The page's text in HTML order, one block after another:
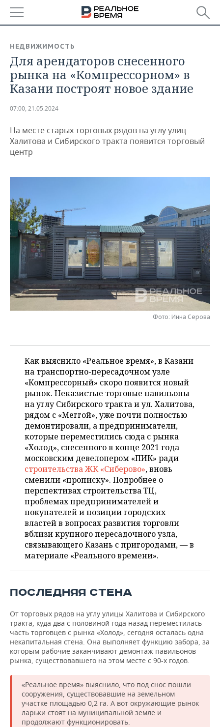
БАШКОРТОСТАН
ТАТАРСТАН
НОВОСТИ
АНАЛИТИКА
ДЕКЛАРАЦИИ О ДОХОДАХ
КОРОЛИ ГОСЗАКАЗА ПФО
ТОРГОВЫЕ ЦЕНТРЫ
ТАТАРСТАНА
НОВОСТИ ЭКОНОМИКИ
ФИНАНСЫ
ИНВЕСТИЦИИ
ПРОМЫШЛЕННОСТЬ
НОВОСТИ
ПРОМЫШЛЕННОСТИ
АГРОПРОМ
МАШИНОСТРОЕНИЕ
НЕФТЕХИМИЯ
НЕФТЬ
ОПК
ЭНЕРГЕТИКА
НЕДВИЖИМОСТЬ
НОВОСТИ БИЗНЕСА
РОЗНИЧНАЯ ТОРГОВЛЯ
ТРАНСПОРТ
УСЛУГИ
ТЕХНОЛОГИИ
НОВОСТИ ТЕХНОЛОГИЙ
МЕДИА
МЕРОПРИЯТИЯ
НОВОСТИ МЕРОПРИЯТИЙ
ВЫЕЗДНАЯ РЕДАКЦИЯ
СПОРТ
НОВОСТИ СПОРТА
ВОЛЕЙБОЛ
КИБЕРСПОРТ
ФИГУРНОЕ КАТАНИЕ
ВОДНЫЕ ВИДЫ СПОРТА
ХОККЕЙ С МЯЧОМ
ОБЩЕСТВО
ИСТОРИЯ
КУЛЬТУРА
МЕДИЦИНА
ОБРАЗОВАНИЕ
СПИСОК ПЕРСОН
СПИСОК КОМПАНИЙ
ПОЛНАЯ ВЕРСИЯ
НЕДВИЖИМОСТЬ
Для арендаторов снесенного
рынка на «Компрессорном» в
Казани построят новое здание
07:00, 21.05.2024
На месте старых торговых рядов на углу улиц
Халитова и Сибирского тракта появится торговый
центр
Фото: Инна Серова
Как выяснило «Реальное время», в Казани
на транспортно-пересадочном узле
«Компрессорный» скоро появится новый
рынок. Неказистые торговые павильоны
на углу Сибирского тракта и ул. Халитова,
рядом с «Меггой», уже почти полностью
демонтировали, а предприниматели,
которые переместились сюда с рынка
«Холод», снесенного в конце 2021 года
московским девелопером «ПИК» ради
строительства ЖК «Сиберово», вновь
сменили «прописку». Подробнее о
перспективах строительства ТЦ,
проблемах предпринимателей и
покупателей и позиции городских
властей в вопросах развития торговли
вблизи крупного пересадочного узла,
связывающего Казань с пригородами, — в
материале «Реального времени».
ПОСЛЕДНЯЯ СТЕНА
От торговых рядов на углу улицы Халитова и Сибирского
тракта, куда два с половиной года назад переместилась
часть торговцев с рынка «Холод», сегодня осталась одна
некапитальная стена. Она выполняет функцию забора, за
которым рабочие заканчивают демонтаж павильонов
рынка, существовавшего на этом месте с 90-х годов.
«Реальное время» выяснило, что под снос пошли
сооружения, существовавшие на земельном
участке площадью 0,2 га. А вот окружающие рынок
ларьки стоят на муниципальной земле и
продолжают функционировать.